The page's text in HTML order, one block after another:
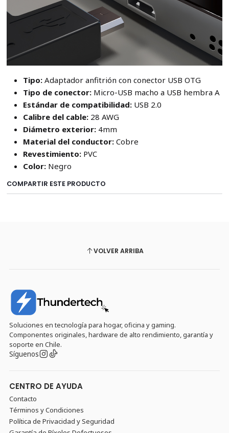
Tipo: Adaptador anfitrión con conector USB OTG
Tipo de conector:Micro-USB macho a USB hembra A
Estándar de compatibilidad:USB 2.0
Calibre del cable: 28 AWG
Diámetro exterior:4mm
Material del conductor: Cobre
Revestimiento: PVC
Color: Negro
COMPARTIR ESTE PRODUCTO
VOLVER ARRIBA
Soluciones en tecnología para hogar, oficina y gaming.
Componentes originales, hardware de alto rendimiento, garantía y
soporte en Chile.
Síguenos
CENTRO DE AYUDA
Contacto
Términos y Condiciones
Política de Privacidad y Seguridad